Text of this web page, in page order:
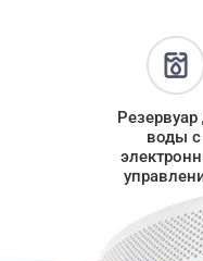
Резервуар
воды с